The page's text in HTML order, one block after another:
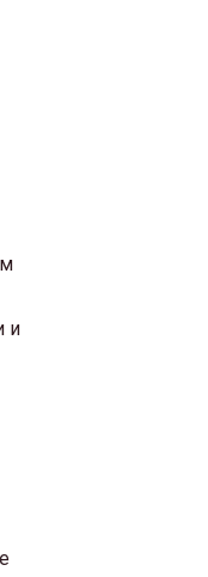
и